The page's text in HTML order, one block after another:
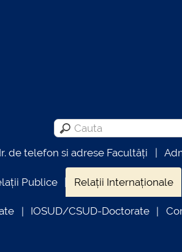
de telefon si adrese Facultăți
Publice Relații Internaționale
IOSUD/CSUD-Doctorate